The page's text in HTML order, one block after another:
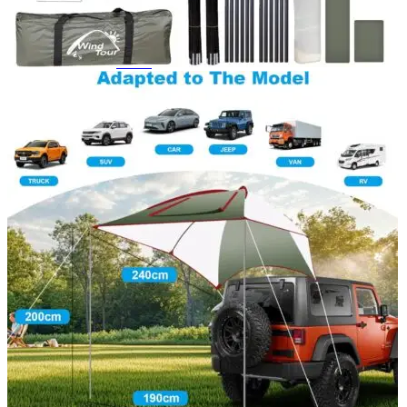
Navigație Mercedes W204
Navigație Mercedes W211
Navigație Mercedes Sprinter
Passat
Navigație Passat B5
Navigație Passat B6
Navigație Passat B7
Navigație Passat B8
Navigație Passat CC
Skoda
Navigație Skoda Fabia 1
Navigație Skoda Fabia 2
Navigație Skoda Octavia 1
Navigație Skoda Octavia 2
Navigație Skoda Octavia 3
Navigație Skoda Rapid
Navigație Skoda Superb 1
Navigație Skoda Superb 2
Navigație Toyota Avensis T25
Portbagaj Plafon Auto
Sub 350 Litri
Peste 350 Litri
Peste 450 litri